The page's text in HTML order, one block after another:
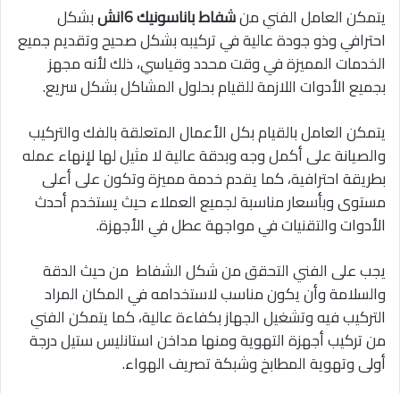
يتمكن العامل الفني منشفاط باناسونيك 6انش
بشكل
احترافي وذو جودة عالية في تركيبه بشكل صحيح وتقديم جميع
الخدمات المميزة في وقت محدد وقياسي، ذلك لأنه مجهز
بجميع الأدوات اللازمة للقيام بحلول المشاكل بشكل سريع.
يتمكن العامل بالقيام بكل الأعمال المتعلقة بالفك والتركيب
والصيانة على أكمل وجه وبدقة عالية لا مثيل لها لإنهاء عمله
بطريقة احترافية، كما يقدم خدمة مميزة وتكون على أعلى
مستوى وبأسعار مناسبة لجميع العملاء حيث يستخدم أحدث
الأدوات والتقنيات في مواجهة عطل في الأجهزة.
يجب على الفني التحقق من شكل الشفاط من حيث الدقة
والسلامة وأن يكون مناسب لاستخدامه في المكان المراد
التركيب فيه وتشغيل الجهاز بكفاءة عالية، كما يتمكن الفني
من تركيب أجهزة التهوية ومنها مداخن استانليس ستيل درجة
أولى وتهوية المطابخ وشبكة تصريف الهواء.